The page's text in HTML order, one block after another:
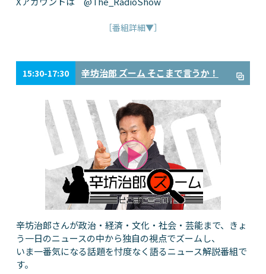
［番組詳細▼］
15:30-17:30 辛坊治郎 ズーム そこまで言うか！
辛坊治郎さんが政治・経済・文化・社会・芸能まで、きょ
う一日のニュースの中から独自の視点でズームし、
いま一番気になる話題を忖度なく語るニュース解説番組で
す。